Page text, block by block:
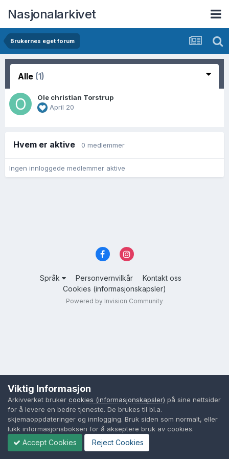
Nasjonalarkivet
Brukernes eget forum
Alle (1)
Ole christian Torstrup
April 20
Hvem er aktive 0 medlemmer
Ingen innloggede medlemmer aktive
Språk Personvernvilkår
Kontakt oss
Cookies (informasjonskapsler)
Powered by Invision Community
Viktig Informasjon
Arkivverket bruker cookies (informasjonskapsler) på sine nettsider
for å levere en bedre tjeneste. De brukes til bl.a.
skjemaoppdateringer og innlogging. Bruk siden som normalt, eller
lukk informasjonsboksen for å akseptere bruk av cookies.
Accept Cookies Reject Cookies